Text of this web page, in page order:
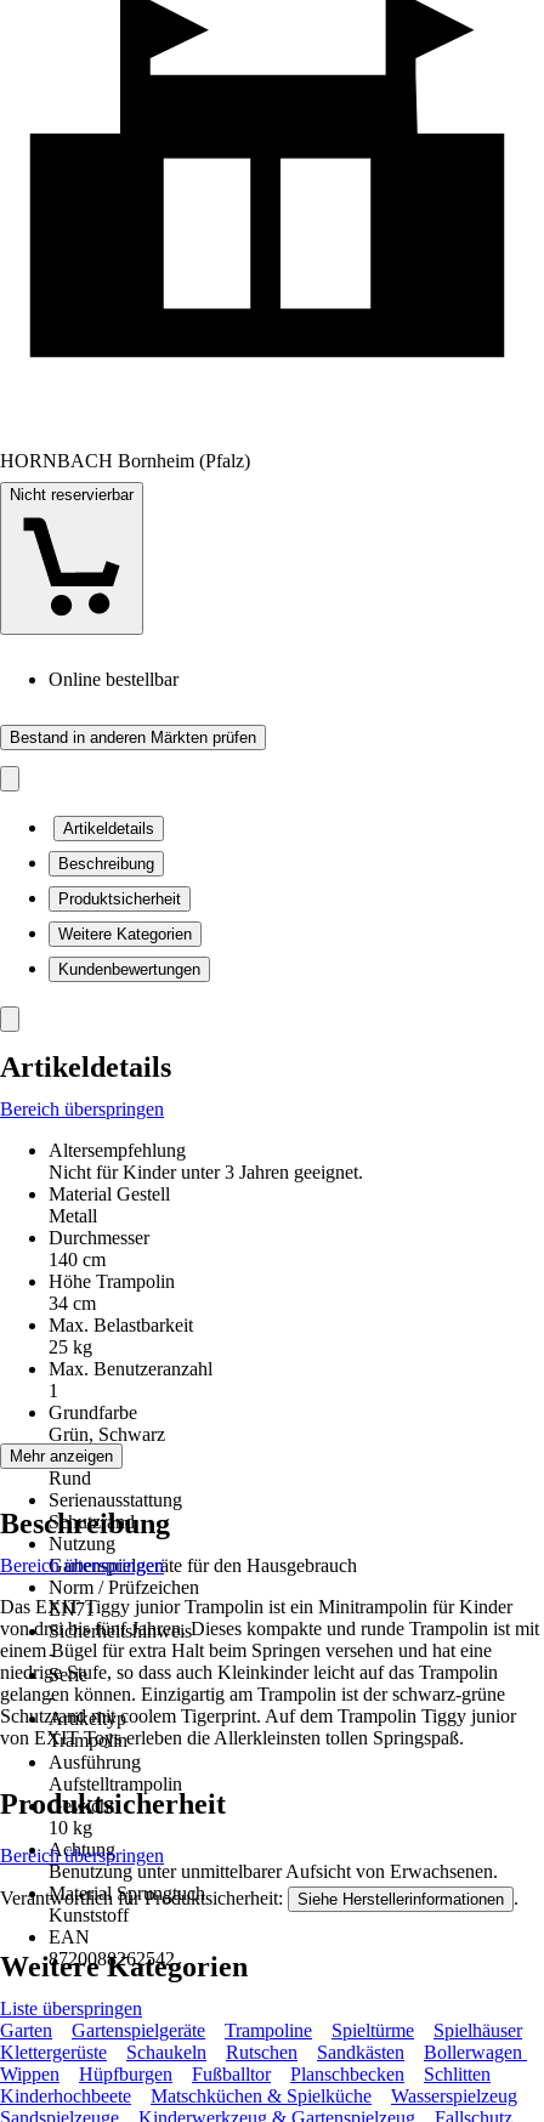
HORNBACH Bornheim (Pfalz)
Nicht reservierbar
Online bestellbar
Bestand in anderen Märkten prüfen
Artikeldetails
Beschreibung
Produktsicherheit
Weitere Kategorien
Kundenbewertungen
Artikeldetails
Bereich überspringen
Altersempfehlung
Nicht für Kinder unter 3 Jahren geeignet.
Material Gestell
Metall
Durchmesser
140 cm
Höhe Trampolin
34 cm
Max. Belastbarkeit
25 kg
Max. Benutzeranzahl
1
Grundfarbe
Grün, Schwarz
Form
Rund
Serienausstattung
Schutzrand
Nutzung
Gartenspielgeräte für den Hausgebrauch
Norm / Prüfzeichen
EN71
Sicherheitshinweis
-
Serie
-
Artikeltyp
Trampolin
Ausführung
Aufstelltrampolin
Gewicht
10 kg
Achtung
Benutzung unter unmittelbarer Aufsicht von Erwachsenen.
Material Sprungtuch
Kunststoff
EAN
8720088262542
Mehr anzeigen
Beschreibung
Bereich überspringen
Das EXIT Tiggy junior Trampolin ist ein Minitrampolin für Kinder
von drei bis fünf Jahren. Dieses kompakte und runde Trampolin ist mit
einem Bügel für extra Halt beim Springen versehen und hat eine
niedrige Stufe, so dass auch Kleinkinder leicht auf das Trampolin
gelangen können. Einzigartig am Trampolin ist der schwarz-grüne
Schutzrand mit coolem Tigerprint. Auf dem Trampolin Tiggy junior
von EXIT Toys erleben die Allerkleinsten tollen Springspaß.
Produktsicherheit
Bereich überspringen
Verantwortlich für Produktsicherheit: Siehe Herstellerinformationen .
Weitere Kategorien
Liste überspringen
Garten
Gartenspielgeräte Trampoline Spieltürme
Spielhäuser
Klettergerüste
Schaukeln Rutschen Sandkästen
Bollerwagen
Wippen
Hüpfburgen Fußballtor Planschbecken
Schlitten
Kinderhochbeete
Matschküchen & Spielküche
Wasserspielzeug
Sandspielzeuge
Kinderwerkzeug & Gartenspielzeug Fallschutz